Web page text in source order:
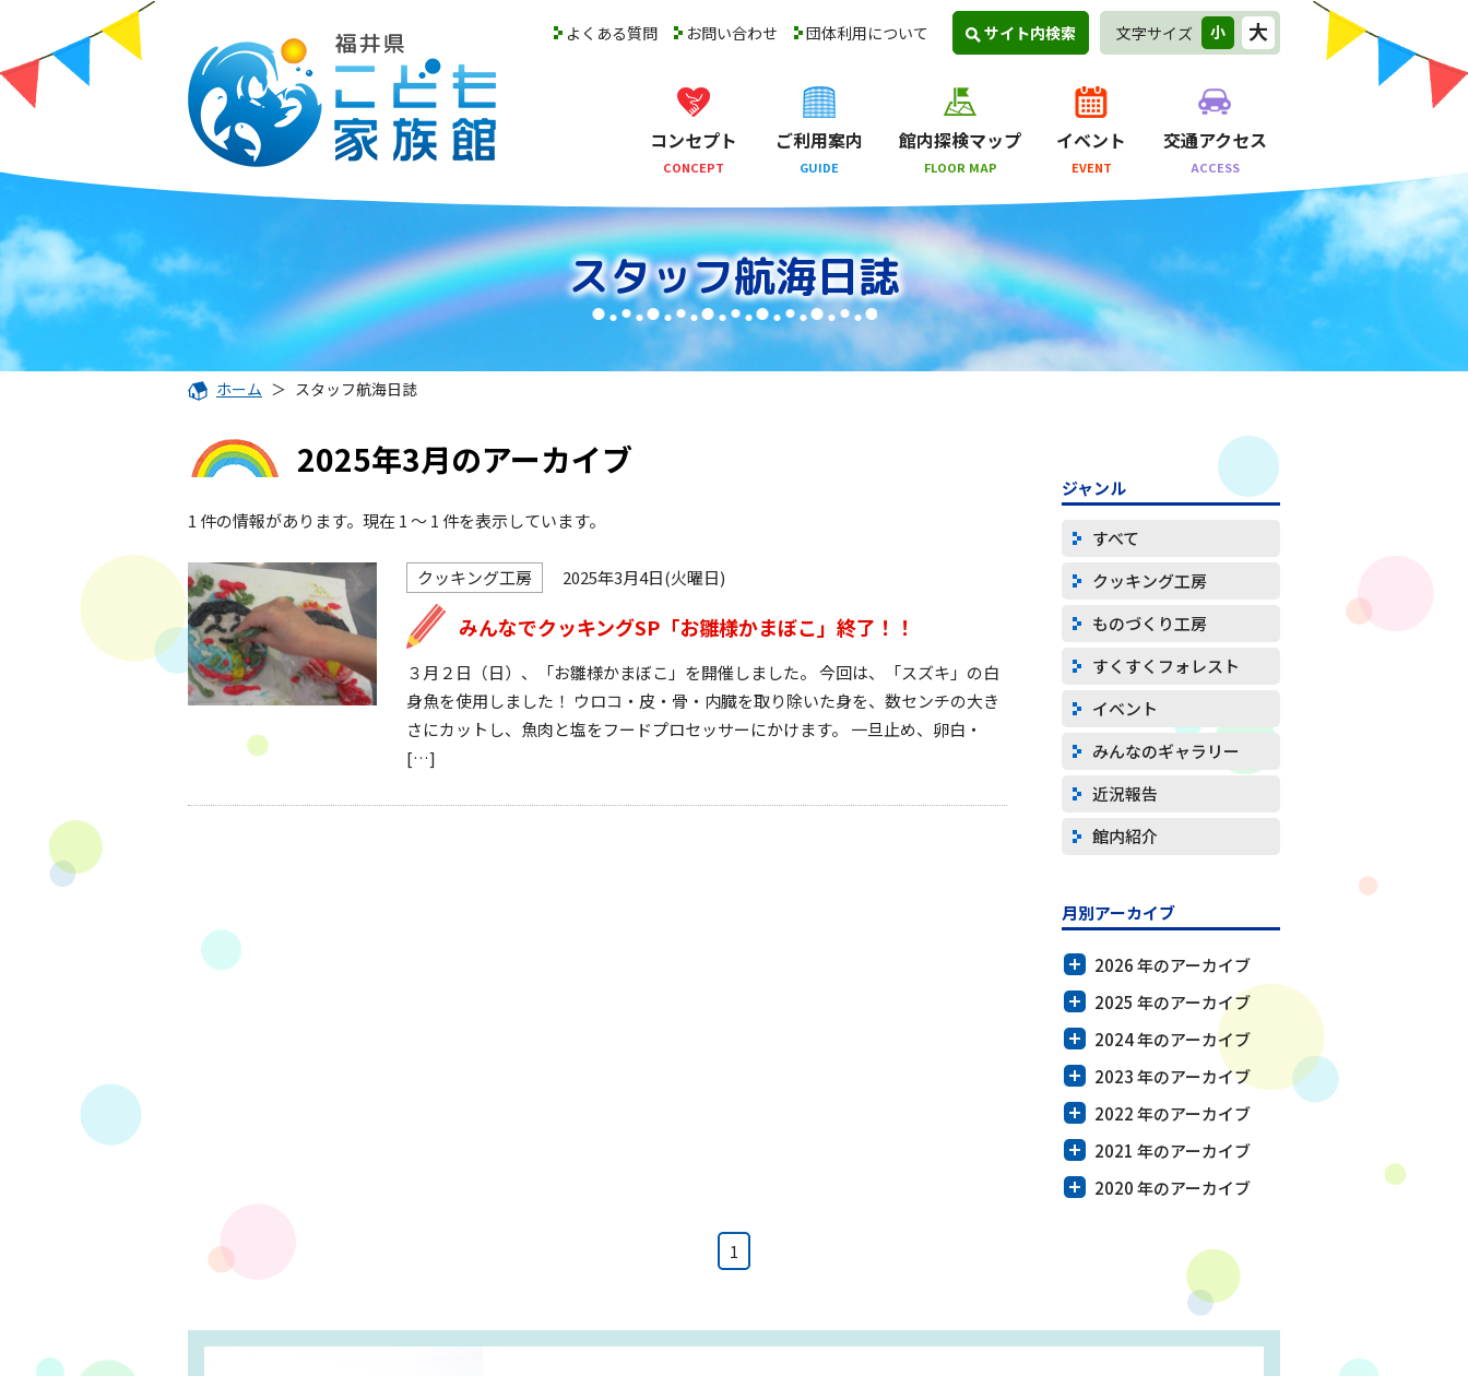
よくある質問 お問い合わせ 団体利用について サイト内検索 文字サイズ 小 大
コンセプト
CONCEPT
ご利用案内
GUIDE
館内探検マップ
FLOOR MAP
イベント
EVENT
交通アクセス
ACCESS
スタッフ航海日誌
ホーム ＞ スタッフ航海日誌
2025年3月のアーカイブ
1 件の情報があります。現在 1 ～ 1 件を表示しています。
クッキング工房 2025年3月4日(火曜日)
みんなでクッキングSP「お雛様かまぼこ」終了！！
３月２日（日）、「お雛様かまぼこ」を開催しました。 今回は、「スズキ」の白
身魚を使用しました！ ウロコ・皮・骨・内臓を取り除いた身を、数センチの大き
さにカットし、魚肉と塩をフードプロセッサーにかけます。 一旦止め、卵白・
[…]
1
ジャンル
すべて
クッキング工房
ものづくり工房
すくすくフォレスト
イベント
みんなのギャラリー
近況報告
館内紹介
月別アーカイブ
2026 年のアーカイブ
2025 年のアーカイブ
2024 年のアーカイブ
2023 年のアーカイブ
2022 年のアーカイブ
2021 年のアーカイブ
2020 年のアーカイブ